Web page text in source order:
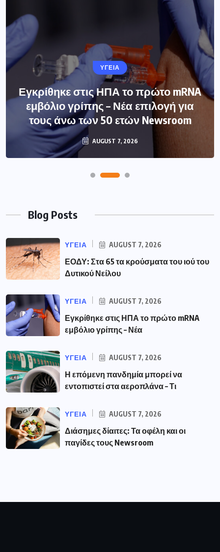
ΥΓΕΙΑ
Εγκρίθηκε στις ΗΠΑ το πρώτο mRNA
εμβόλιο γρίπης – Νέα επιλογή για
τους άνω των 50 ετών Newsroom
AUGUST 7, 2026
Blog Posts
ΥΓΕΙΑ AUGUST 7, 2026
ΕΟΔΥ: Στα 65 τα κρούσματα του ιού του
Δυτικού Νείλου
ΥΓΕΙΑ AUGUST 7, 2026
Εγκρίθηκε στις ΗΠΑ το πρώτο mRNA
εμβόλιο γρίπης – Νέα
ΥΓΕΙΑ AUGUST 7, 2026
Η επόμενη πανδημία μπορεί να
εντοπιστεί στα αεροπλάνα – Τι
ΥΓΕΙΑ AUGUST 7, 2026
Διάσημες δίαιτες: Τα οφέλη και οι
παγίδες τους Newsroom